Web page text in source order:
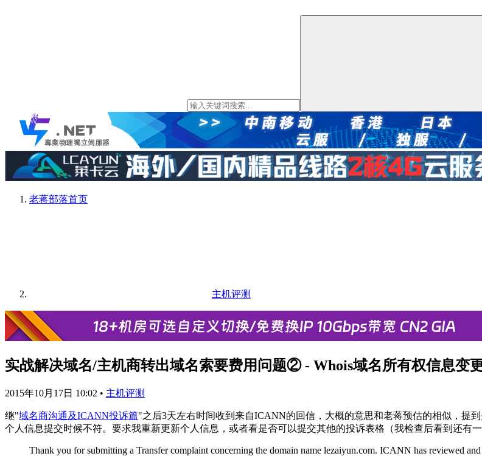
老蒋部落首页
主机评测
实战解决域名/主机商转出域名索要费用问题② - Whois域名所有权信息变
2015年10月17日 10:02 • 主机评测
继"域名商沟通及ICANN投诉篇"之后3天左右时间收到来自ICANN的回信，大概的意思和老蒋预估的相似，提
个人信息提交时候不符。要求我重新更新个人信息，或者看是否可以提交其他的投诉表格（我检查后看到还有一
Thank you for submitting a Transfer complaint concerning the domain name lezaiyun.com. ICANN has reviewed